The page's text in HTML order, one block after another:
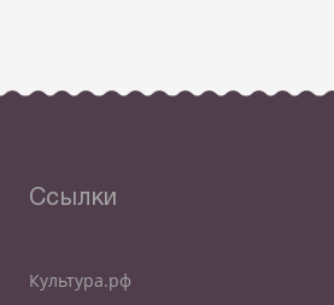
Ссылки
Культура.рф